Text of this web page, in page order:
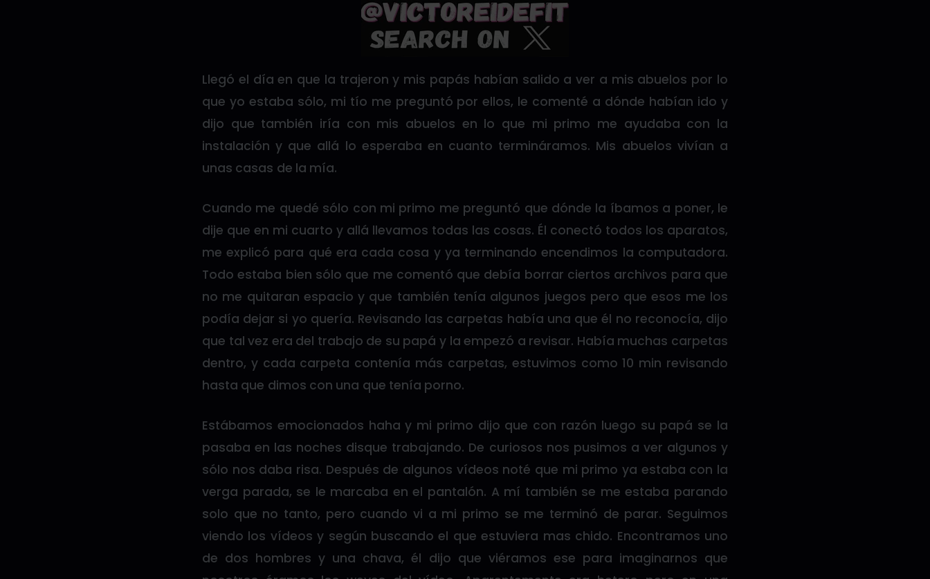
Llegó el día en que la trajeron y mis papás habían salido a ver a mis abuelos por lo
que yo estaba sólo, mi tío me preguntó por ellos, le comenté a dónde habían ido y
dijo que también iría con mis abuelos en lo que mi primo me ayudaba con la
instalación y que allá lo esperaba en cuanto termináramos. Mis abuelos vivían a
unas casas de la mía.
Cuando me quedé sólo con mi primo me preguntó que dónde la íbamos a poner, le
dije que en mi cuarto y allá llevamos todas las cosas. Él conectó todos los aparatos,
me explicó para qué era cada cosa y ya terminando encendimos la computadora.
Todo estaba bien sólo que me comentó que debía borrar ciertos archivos para que
no me quitaran espacio y que también tenía algunos juegos pero que esos me los
podía dejar si yo quería. Revisando las carpetas había una que él no reconocía, dijo
que tal vez era del trabajo de su papá y la empezó a revisar. Había muchas carpetas
dentro, y cada carpeta contenía más carpetas, estuvimos como 10 min revisando
hasta que dimos con una que tenía porno.
Estábamos emocionados haha y mi primo dijo que con razón luego su papá se la
pasaba en las noches disque trabajando. De curiosos nos pusimos a ver algunos y
sólo nos daba risa. Después de algunos vídeos noté que mi primo ya estaba con la
verga parada, se le marcaba en el pantalón. A mí también se me estaba parando
solo que no tanto, pero cuando vi a mi primo se me terminó de parar. Seguimos
viendo los vídeos y según buscando el que estuviera mas chido. Encontramos uno
de dos hombres y una chava, él dijo que viéramos ese para imaginarnos que